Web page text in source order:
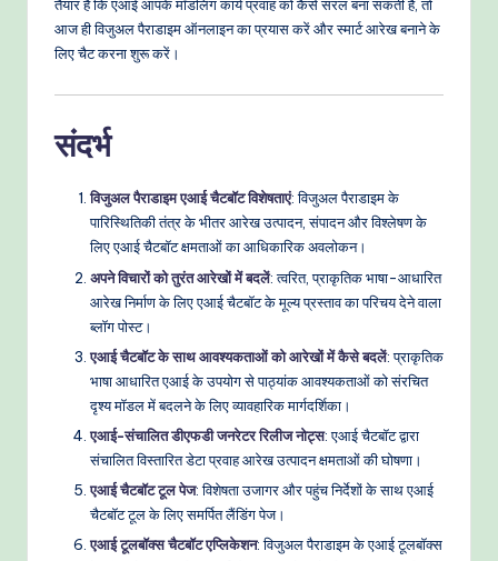
तैयार हैं कि एआई आपके मॉडलिंग कार्य प्रवाह को कैसे सरल बना सकती है, तो
आज ही विजुअल पैराडाइम ऑनलाइन का प्रयास करें और स्मार्ट आरेख बनाने के
लिए चैट करना शुरू करें।
संदर्भ
विजुअल पैराडाइम एआई चैटबॉट विशेषताएं: विजुअल पैराडाइम के
पारिस्थितिकी तंत्र के भीतर आरेख उत्पादन, संपादन और विश्लेषण के
लिए एआई चैटबॉट क्षमताओं का आधिकारिक अवलोकन।
अपने विचारों को तुरंत आरेखों में बदलें: त्वरित, प्राकृतिक भाषा-आधारित
आरेख निर्माण के लिए एआई चैटबॉट के मूल्य प्रस्ताव का परिचय देने वाला
ब्लॉग पोस्ट।
एआई चैटबॉट के साथ आवश्यकताओं को आरेखों में कैसे बदलें: प्राकृतिक
भाषा आधारित एआई के उपयोग से पाठ्यांक आवश्यकताओं को संरचित
दृश्य मॉडल में बदलने के लिए व्यावहारिक मार्गदर्शिका।
एआई-संचालित डीएफडी जनरेटर रिलीज नोट्स: एआई चैटबॉट द्वारा
संचालित विस्तारित डेटा प्रवाह आरेख उत्पादन क्षमताओं की घोषणा।
एआई चैटबॉट टूल पेज: विशेषता उजागर और पहुंच निर्देशों के साथ एआई
चैटबॉट टूल के लिए समर्पित लैंडिंग पेज।
एआई टूलबॉक्स चैटबॉट एप्लिकेशन: विजुअल पैराडाइम के एआई टूलबॉक्स